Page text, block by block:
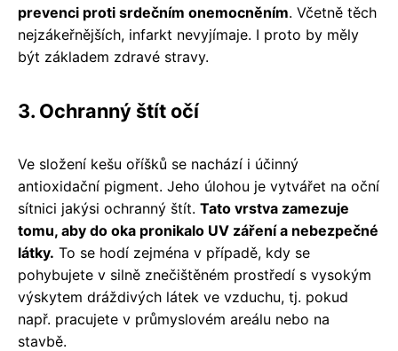
prevenci proti srdečním onemocněním. Včetně těch
nejzákeřnějších, infarkt nevyjímaje. I proto by měly
být základem zdravé stravy.
3. Ochranný štít očí
Ve složení kešu oříšků se nachází i účinný
antioxidační pigment. Jeho úlohou je vytvářet na oční
sítnici jakýsi ochranný štít. Tato vrstva zamezuje
tomu, aby do oka pronikalo UV záření a nebezpečné
látky. To se hodí zejména v případě, kdy se
pohybujete v silně znečištěném prostředí s vysokým
výskytem dráždivých látek ve vzduchu, tj. pokud
např. pracujete v průmyslovém areálu nebo na
stavbě.